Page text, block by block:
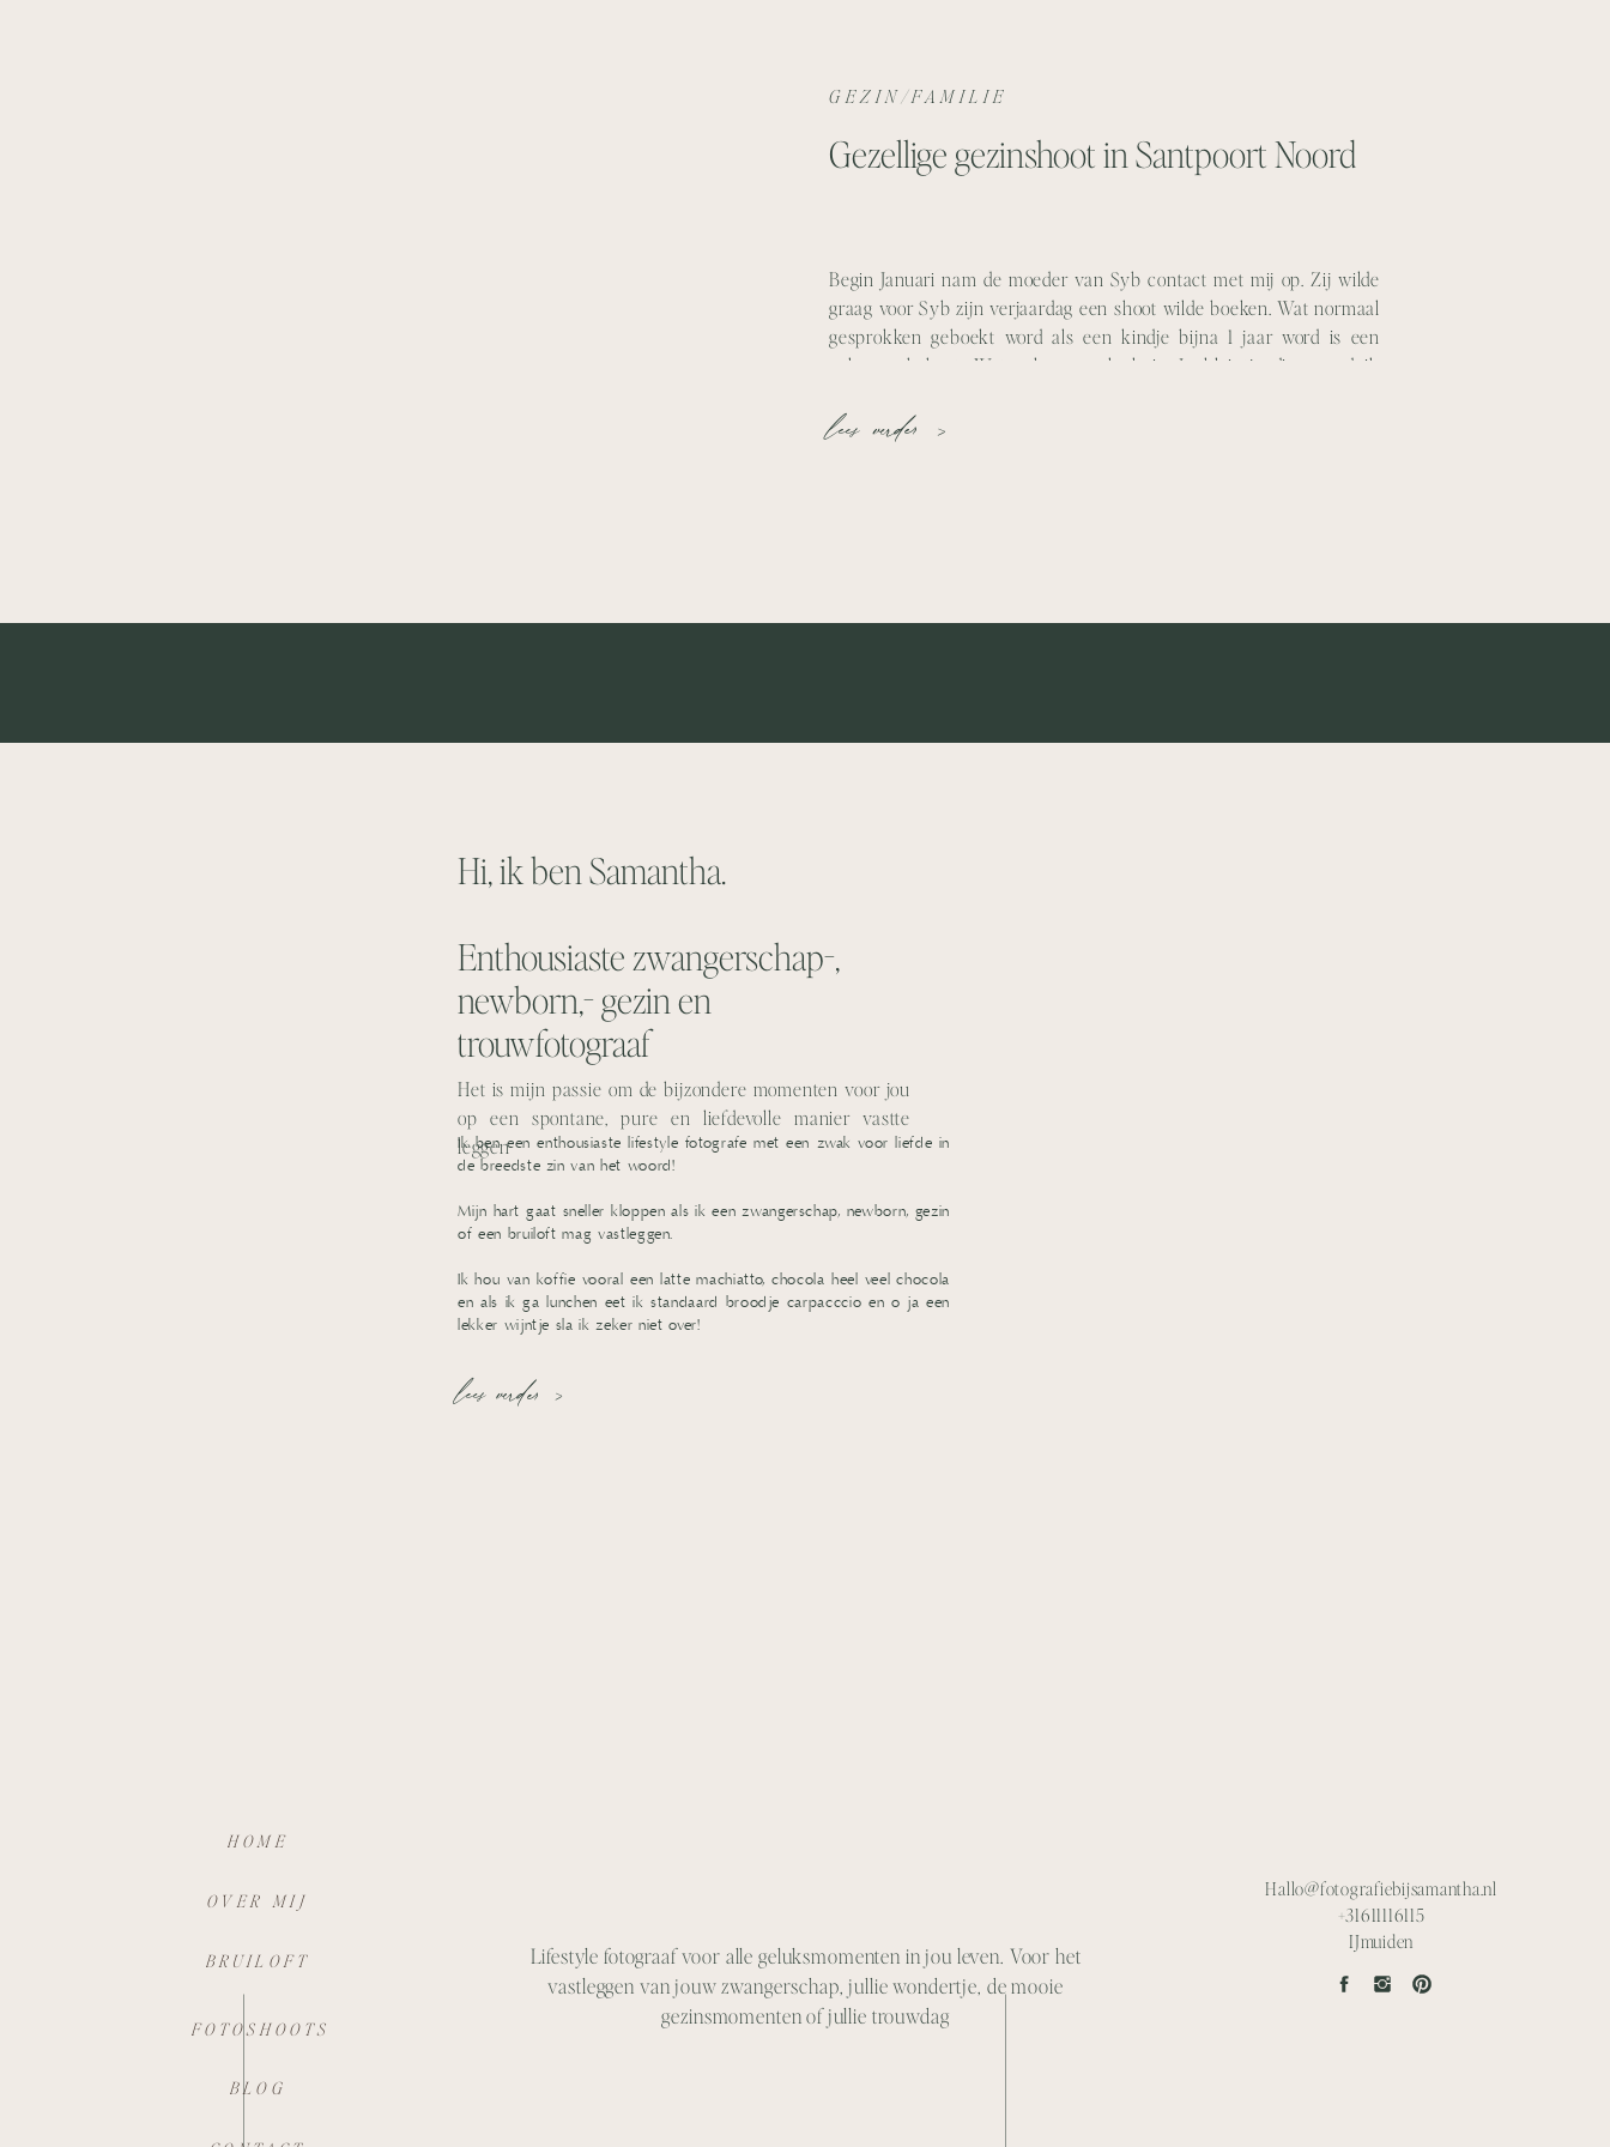
lees verder >
Begin Januari nam de moeder van Syb contact met mij op. Zij wilde
graag voor Syb zijn verjaardag een shoot wilde boeken. Wat normaal
gesprokken geboekt word als een kindje bijna 1 jaar word is een
cakesmashshoot, Wat ook mega leuk is. Je kleintje die een duik
Gezellige gezinshoot in Santpoort Noord
GEZIN/FAMILIE
lees verder >
Ik ben een enthousiaste lifestyle fotografe met een zwak voor liefde in
de breedste zin van het woord!
Mijn hart gaat sneller kloppen als ik een zwangerschap, newborn, gezin
of een bruiloft mag vastleggen.
​Ik hou van koffie vooral een latte machiatto, chocola heel veel chocola
en als ik ga lunchen eet ik standaard broodje carpacccio en o ja een
lekker wijntje sla ik zeker niet over!
Hi, ik ben Samantha.
Enthousiaste zwangerschap-,
newborn,- gezin en
trouwfotograaf
Het is mijn passie om de bijzondere momenten voor jou
op een spontane, pure en liefdevolle manier vastte
leggen
Lifestyle fotograaf voor alle geluksmomenten in jou leven. Voor het
vastleggen van jouw zwangerschap, jullie wondertje, de mooie
gezinsmomenten of jullie trouwdag
Hallo@fotografiebijsamantha.nl
+31611116115
IJmuiden
HOME
OVER MIJ
BRUILOFT
FOTOSHOOTS
BLOG